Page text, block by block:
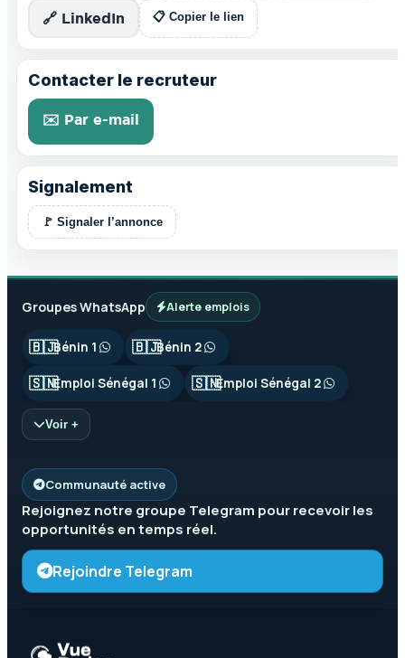
🔗 LinkedIn 📋 Copier le lien
Contacter le recruteur
✉️ Par e-mail
Signalement
🚩 Signaler l’annonce
Groupes WhatsApp Alerte emplois
🇧🇯Bénin 1 🇧🇯Bénin 2
🇸🇳Emploi Sénégal 1 🇸🇳Emploi Sénégal 2
Voir +
Communauté active
Rejoignez notre groupe Telegram pour recevoir les
opportunités en temps réel.
Rejoindre Telegram